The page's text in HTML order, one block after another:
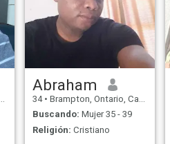
Abraham
34 • Brampton, Ontario, Canadá
Buscando: Mujer 35 - 39
Religión: Cristiano